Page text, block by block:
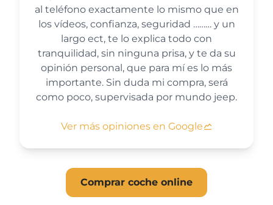
al teléfono exactamente lo mismo que en
los vídeos, confianza, seguridad ……… y un
largo ect, te lo explica todo con
tranquilidad, sin ninguna prisa, y te da su
opinión personal, que para mí es lo más
importante. Sin duda mi compra, será
como poco, supervisada por mundo jeep.
Ver más opiniones en Google
Comprar coche online